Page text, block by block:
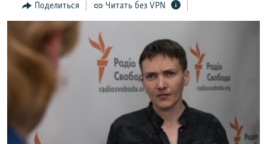
ТЕЛЕПРОЕКТ КРЫМ.РЕАЛИИ
СОВЕТЫ ПРАВОЗАЩИТНИКОВ
ПРОПАВШИЕ БЕЗ ВЕСТИ
ПОБЕДИТЕЛЕЙ НЕ СУДЯТ?
КРЫМ.НЕПОКОРЕННЫЙ
ELIFBE
УКРАИНСКАЯ ПРОБЛЕМА КРЫМА
Qırımtatar
Поделиться Читать без VPN